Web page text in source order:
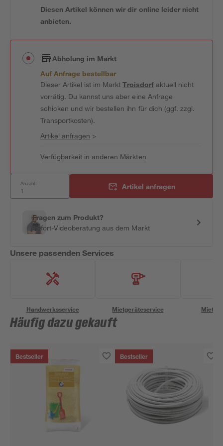
Diesen Artikel können wir dir online leider nicht
anbieten.
Abholung im Markt
Auf Anfrage bestellbar
Dieser Artikel ist im MarktTroisdorfaktuell nicht
vorrätig. Du kannst uns aber eine Anfrage
schicken und wir bestellen ihn für dich (ggf. zzgl.
Transportkosten).
Artikel anfragen >
Verfügbarkeit in anderen Märkten
Anzahl: Artikel anfragen
Fragen zum Produkt?
Sofort-Videoberatung aus dem Markt
Unsere passenden Services
Handwerksservice Mietgeräteservice
Häufig dazu gekauft
Bestseller Bestseller